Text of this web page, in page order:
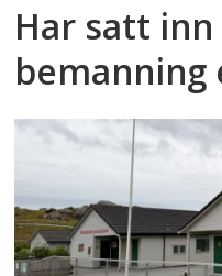
Har satt